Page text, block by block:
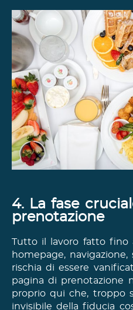
4. La fase
prenotazione
Tutto il lavoro fatto
homepage,
rischia di essere
pagina di prenotazione
proprio qui che, troppo
invisibile della fiducia